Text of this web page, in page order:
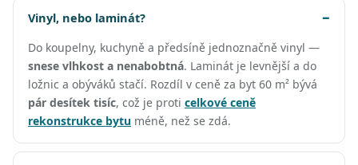
Vinyl, nebo laminát?
Do koupelny, kuchyně a předsíně jednoznačně vinyl —
snese vlhkost a nenabobtná. Laminát je levnější a do
ložnic a obýváků stačí. Rozdíl v ceně za byt 60 m² bývá
pár desítek tisíc, což je proti celkové ceně
rekonstrukce bytu méně, než se zdá.